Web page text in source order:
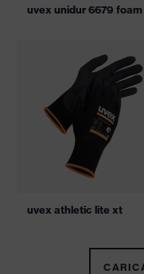
uvex unidur 6679 foam
uvex athletic lite xt